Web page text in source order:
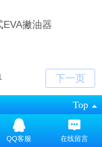
EVA撇油器
Top
支持：乐识通
QQ客服 在线留言